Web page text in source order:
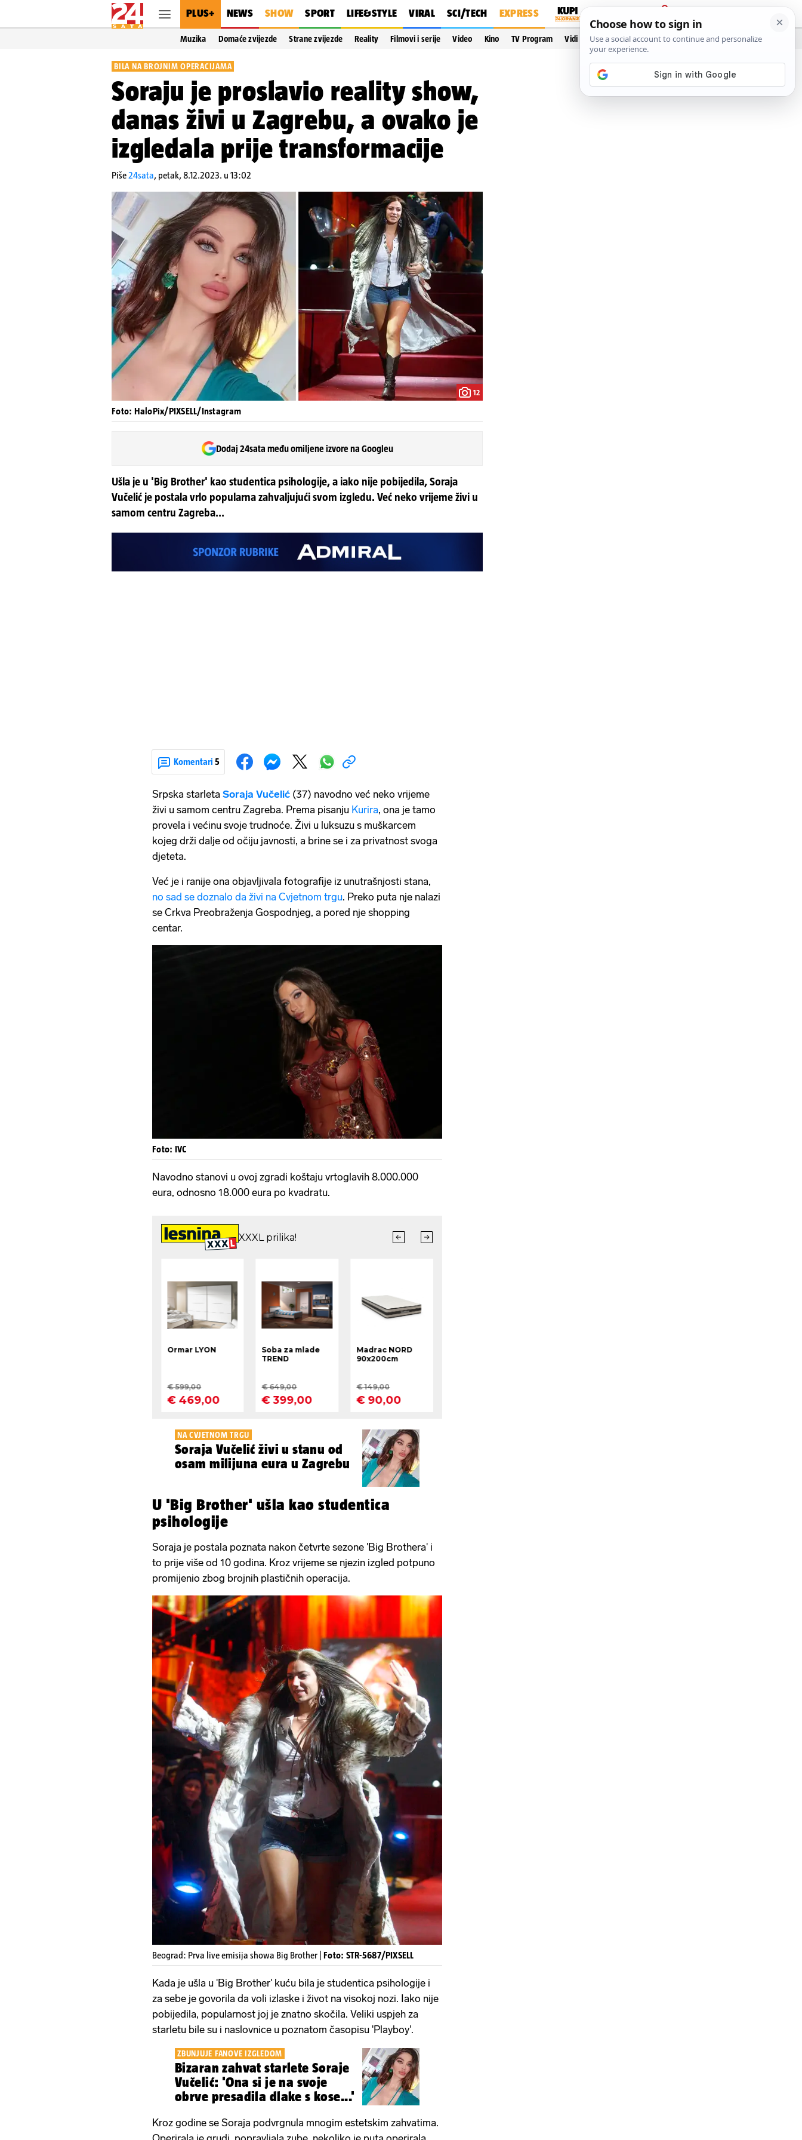
PLUS+ NEWS SHOW SPORT LIFE&STYLE VIRAL SCI/TECH EXPRESS
PRIJAVA
Muzika Domaće zvijezde Strane zvijezde Reality Filmovi i serije Video Kino TV Program Vidi još…
BILA NA BROJNIM OPERACIJAMA
Soraju je proslavio reality show,
danas živi u Zagrebu, a ovako je
izgledala prije transformacije
Piše24sata, petak, 8.12.2023. u 13:02
12
Foto: HaloPix/PIXSELL/Instagram
Dodaj 24sata među omiljene izvore na Googleu
Ušla je u 'Big Brother' kao studentica psihologije, a iako nije pobijedila, Soraja
Vučelić je postala vrlo popularna zahvaljujući svom izgledu. Već neko vrijeme živi u
samom centru Zagreba...
Komentari 5
Srpska starleta Soraja Vučelić (37) navodno već neko vrijeme
živi u samom centru Zagreba. Prema pisanju Kurira, ona je tamo
provela i većinu svoje trudnoće. Živi u luksuzu s muškarcem
kojeg drži dalje od očiju javnosti, a brine se i za privatnost svoga
djeteta.
Već je i ranije ona objavljivala fotografije iz unutrašnjosti stana,
no sad se doznalo da živi na Cvjetnom trgu. Preko puta nje nalazi
se Crkva Preobraženja Gospodnjeg, a pored nje shopping
centar.
Foto: IVC
Navodno stanovi u ovoj zgradi koštaju vrtoglavih 8.000.000
eura, odnosno 18.000 eura po kvadratu.
NA CVJETNOM TRGU
Soraja Vučelić živi u stanu od
osam milijuna eura u Zagrebu
U 'Big Brother' ušla kao studentica
psihologije
Soraja je postala poznata nakon četvrte sezone 'Big Brothera' i
to prije više od 10 godina. Kroz vrijeme se njezin izgled potpuno
promijenio zbog brojnih plastičnih operacija.
Beograd: Prva live emisija showa Big Brother | Foto: STR-5687/PIXSELL
Kada je ušla u 'Big Brother' kuću bila je studentica psihologije i
za sebe je govorila da voli izlaske i život na visokoj nozi. Iako nije
pobijedila, popularnost joj je znatno skočila. Veliki uspjeh za
starletu bile su i naslovnice u poznatom časopisu 'Playboy'.
ZBUNJUJE FANOVE IZGLEDOM
Bizaran zahvat starlete Soraje
Vučelić: 'Ona si je na svoje
obrve presadila dlake s kose...'
Kroz godine se Soraja podvrgnula mnogim estetskim zahvatima.